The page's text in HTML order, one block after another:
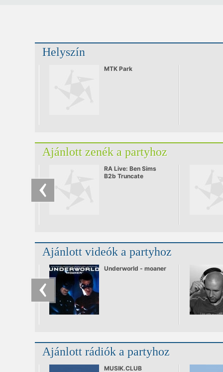
Helyszín
MTK Park
Ajánlott zenék a partyhoz
RA Live: Ben Sims
B2b Truncate
Ajánlott videók a partyhoz
Underworld - moaner
Ajánlott rádiók a partyhoz
MUSIK.CLUB